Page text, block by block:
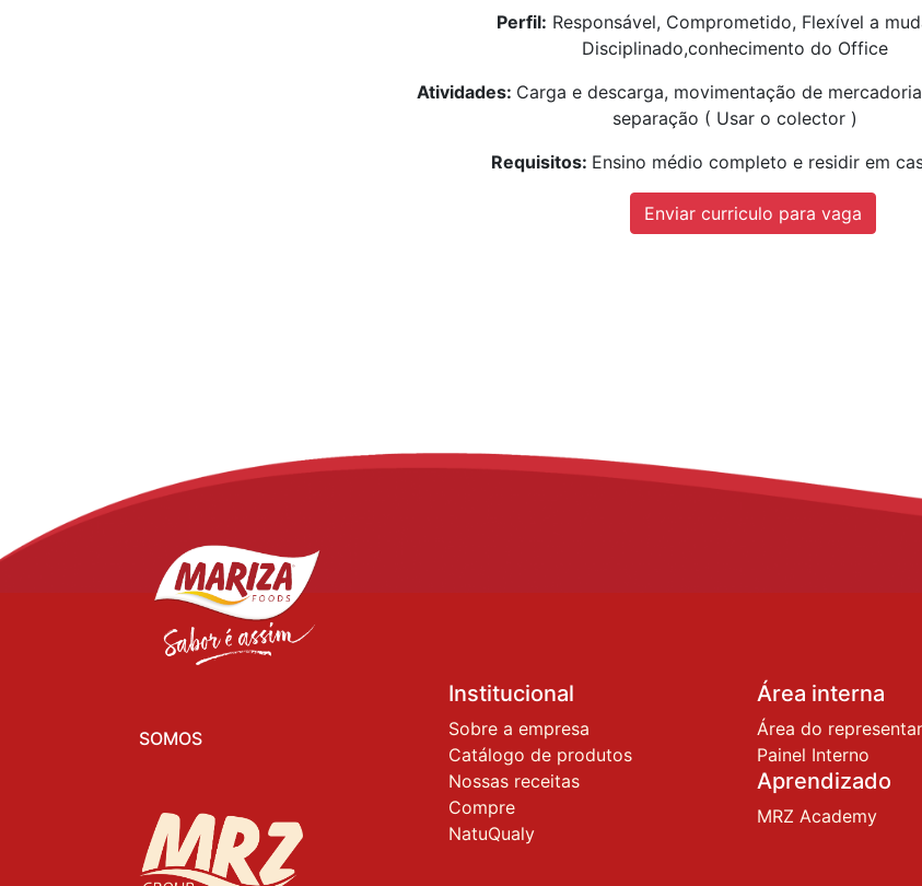
Perfil: Responsável, Comprometido, Flexível a
Disciplinado,conhecimento do Office
Atividades: Carga e descarga, movimentação de
separação ( Usar o colector )
Requisitos: Ensino médio completo e residir em
Enviar curriculo para vaga
SOMOS
Institucional
Sobre a empresa
Catálogo de produtos
Nossas receitas
Compre
NatuQualy
Área interna
Área do
Painel Interno
Aprendizado
MRZ Academy